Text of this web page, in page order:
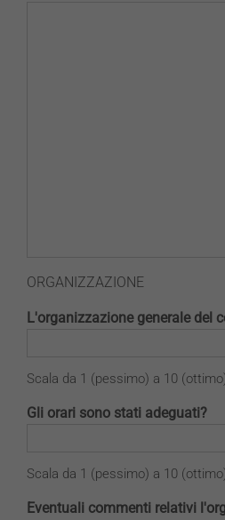
ORGANIZZAZIONE
L'organizzazione generale del
Scala da 1 (pessimo) a 10
Gli orari sono stati adeguati?
Scala da 1 (pessimo) a 10
Eventuali commenti relativi